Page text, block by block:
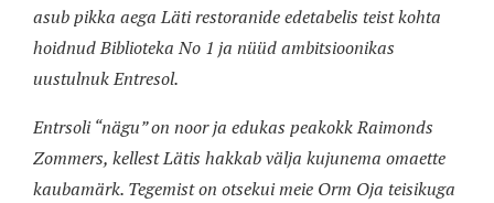
asub pikka aega Läti restoranide edetabelis teist kohta
hoidnud Biblioteka No 1 ja nüüd ambitsioonikas
uustulnuk Entresol.
Entrsoli “nägu” on noor ja edukas peakokk Raimonds
Zommers, kellest Lätis hakkab välja kujunema omaette
kaubamärk. Tegemist on otsekui meie Orm Oja teisikuga